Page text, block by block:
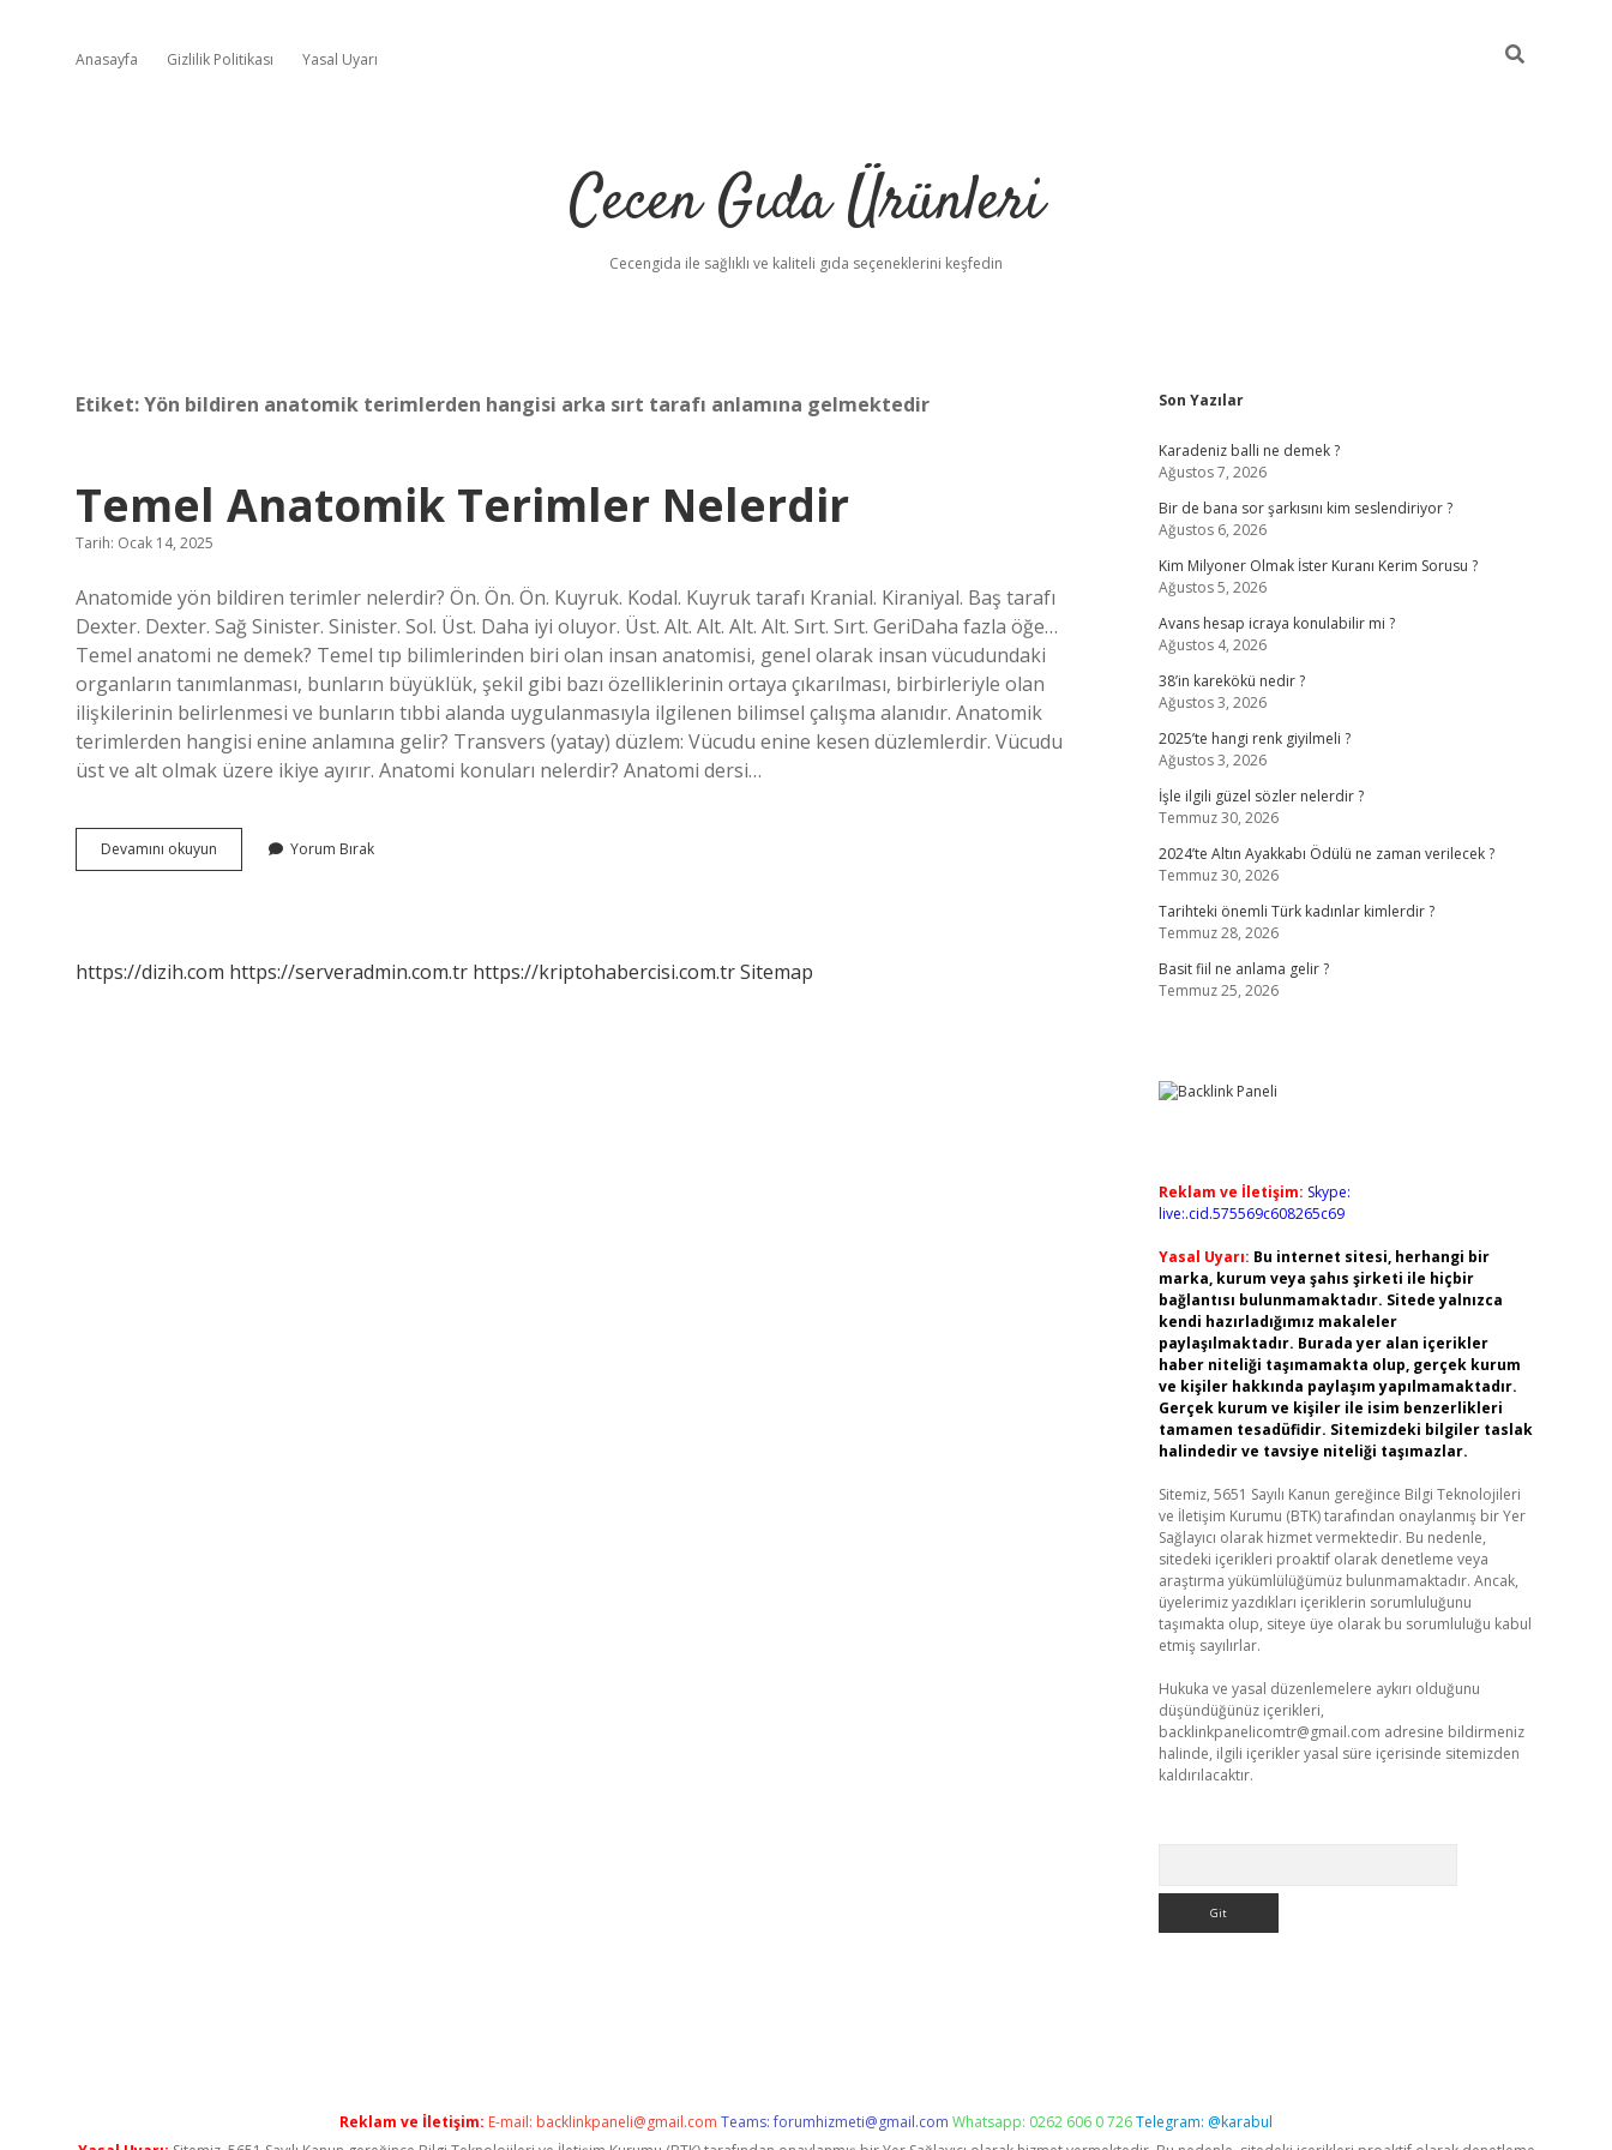
Anasayfa Gizlilik Politikası Yasal Uyarı
Cecen Gıda Ürünleri
Cecengida ile sağlıklı ve kaliteli gıda seçeneklerini keşfedin
Etiket:Yön bildiren anatomik terimlerden hangisi arka sırt tarafı anlamına gelmektedir
Temel Anatomik Terimler Nelerdir
Tarih: Ocak 14, 2025
Anatomide yön bildiren terimler nelerdir? Ön. Ön. Ön. Kuyruk. Kodal. Kuyruk tarafı Kranial. Kiraniyal. Baş tarafı
Dexter. Dexter. Sağ Sinister. Sinister. Sol. Üst. Daha iyi oluyor. Üst. Alt. Alt. Alt. Alt. Sırt. Sırt. GeriDaha fazla öğe…
Temel anatomi ne demek? Temel tıp bilimlerinden biri olan insan anatomisi, genel olarak insan vücudundaki
organların tanımlanması, bunların büyüklük, şekil gibi bazı özelliklerinin ortaya çıkarılması, birbirleriyle olan
ilişkilerinin belirlenmesi ve bunların tıbbi alanda uygulanmasıyla ilgilenen bilimsel çalışma alanıdır. Anatomik
terimlerden hangisi enine anlamına gelir? Transvers (yatay) düzlem: Vücudu enine kesen düzlemlerdir. Vücudu
üst ve alt olmak üzere ikiye ayırır. Anatomi konuları nelerdir? Anatomi dersi…
Devamını okuyun
Anatomik
Yorum Bırak
https://dizih.com https://serveradmin.com.tr https://kriptohabercisi.com.trSitemap
Sidebar
Son Yazılar
Karadeniz balli ne demek ?
Ağustos 7, 2026
Bir de bana sor şarkısını kim seslendiriyor ?
Ağustos 6, 2026
Kim Milyoner Olmak İster Kuranı Kerim Sorusu ?
Ağustos 5, 2026
Avans hesap icraya konulabilir mi ?
Ağustos 4, 2026
38’in karekökü nedir ?
Ağustos 3, 2026
2025’te hangi renk giyilmeli ?
Ağustos 3, 2026
İşle ilgili güzel sözler nelerdir ?
Temmuz 30, 2026
2024’te Altın Ayakkabı Ödülü ne zaman verilecek ?
Temmuz 30, 2026
Tarihteki önemli Türk kadınlar kimlerdir ?
Temmuz 28, 2026
Basit fiil ne anlama gelir ?
Temmuz 25, 2026
Reklam ve İletişim: Skype:
live:.cid.575569c608265c69
Yasal Uyarı: Bu internet sitesi, herhangi bir
marka, kurum veya şahıs şirketi ile hiçbir
bağlantısı bulunmamaktadır. Sitede yalnızca
kendi hazırladığımız makaleler
paylaşılmaktadır. Burada yer alan içerikler
haber niteliği taşımamakta olup, gerçek kurum
ve kişiler hakkında paylaşım yapılmamaktadır.
Gerçek kurum ve kişiler ile isim benzerlikleri
tamamen tesadüfidir. Sitemizdeki bilgiler taslak
halindedir ve tavsiye niteliği taşımazlar.
Sitemiz, 5651 Sayılı Kanun gereğince Bilgi Teknolojileri
ve İletişim Kurumu (BTK) tarafından onaylanmış bir Yer
Sağlayıcı olarak hizmet vermektedir. Bu nedenle,
sitedeki içerikleri proaktif olarak denetleme veya
araştırma yükümlülüğümüz bulunmamaktadır. Ancak,
üyelerimiz yazdıkları içeriklerin sorumluluğunu
taşımakta olup, siteye üye olarak bu sorumluluğu kabul
etmiş sayılırlar.
Hukuka ve yasal düzenlemelere aykırı olduğunu
düşündüğünüz içerikleri,
backlinkpanelicomtr@gmail.com adresine bildirmeniz
halinde, ilgili içerikler yasal süre içerisinde sitemizden
kaldırılacaktır.
Reklam ve İletişim: E-mail: backlinkpaneli@gmail.com Teams:forumhizmeti@gmail.com Whatsapp: 0262 606 0 726Telegram: @karabul